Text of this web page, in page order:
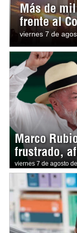
Más de
frente al
viernes 7 de
Marco
frustrado,
viernes 7 de agosto